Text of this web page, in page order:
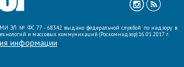
СМИ ЭЛ № ФС 77 - 68342 выдано федеральной службой по надзору в
и массовых коммуникаций (Роскомнадзор) 16.01.2017 г.
информации